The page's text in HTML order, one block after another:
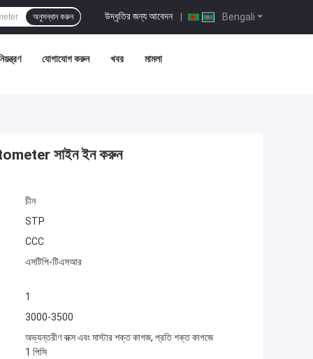
Bengali
উদ্ধৃতির জন্য আবেদন |
অনুসন্ধান করুন
যোগাযোগ করুন খবর মামলা
সাইন ইন করুন
চীন
STP
CCC
এসটিপি-টিএসআর
1
3000-3500
অভ্যন্তরীণ বাক্স এবং মাস্টার শক্ত কাগজ, প্রতি শক্ত কাগজে
1 পিসি